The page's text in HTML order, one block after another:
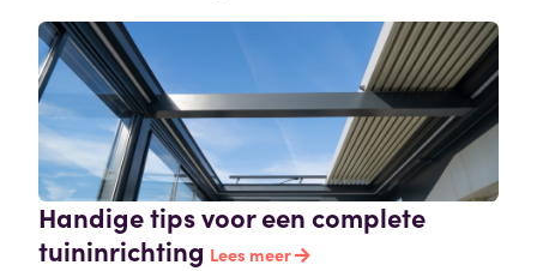
Handige tips voor een complete
tuininrichting Lees meer